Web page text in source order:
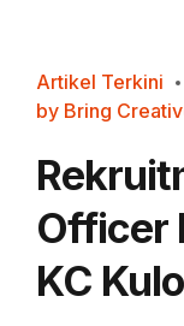
Artikel Terkini
by Bring
Officer
KC